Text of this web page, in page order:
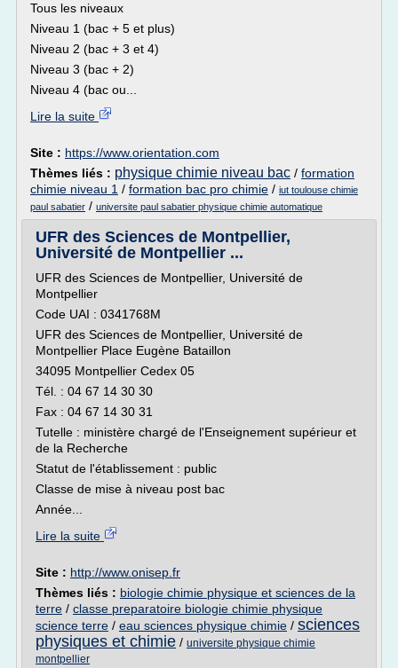
Tous les niveaux
Niveau 1 (bac + 5 et plus)
Niveau 2 (bac + 3 et 4)
Niveau 3 (bac + 2)
Niveau 4 (bac ou...
Lire la suite
Site : https://www.orientation.com
Thèmes liés : physique chimie niveau bac / formation
chimie niveau 1 / formation bac pro chimie / iut toulouse chimie
paul sabatier / universite paul sabatier physique chimie automatique
UFR des Sciences de Montpellier,
Université de Montpellier ...
UFR des Sciences de Montpellier, Université de
Montpellier
Code UAI : 0341768M
UFR des Sciences de Montpellier, Université de
Montpellier Place Eugène Bataillon
34095 Montpellier Cedex 05
Tél. : 04 67 14 30 30
Fax : 04 67 14 30 31
Tutelle : ministère chargé de l'Enseignement supérieur et
de la Recherche
Statut de l'établissement : public
Classe de mise à niveau post bac
Année...
Lire la suite
Site : http://www.onisep.fr
Thèmes liés : biologie chimie physique et sciences de la
terre / classe preparatoire biologie chimie physique
science terre / eau sciences physique chimie / sciences
physiques et chimie / universite physique chimie
montpellier